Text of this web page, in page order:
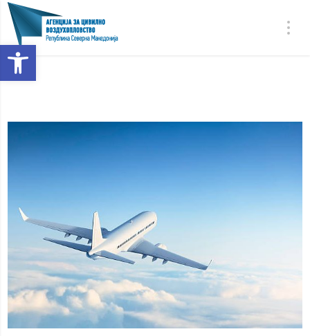
Open toolbar